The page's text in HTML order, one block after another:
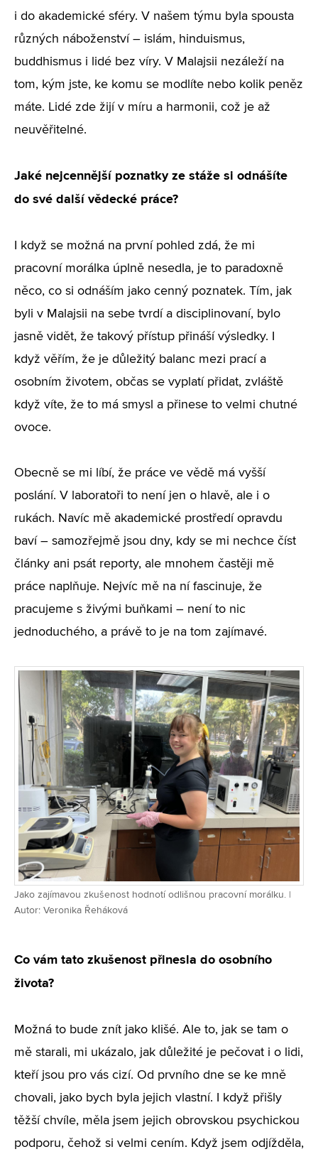
i do akademické sféry. V našem týmu byla spousta
různých náboženství – islám, hinduismus,
buddhismus i lidé bez víry. V Malajsii nezáleží na
tom, kým jste, ke komu se modlíte nebo kolik peněz
máte. Lidé zde žijí v míru a harmonii, což je až
neuvěřitelné.
Jaké nejcennější poznatky ze stáže si odnášíte
do své další vědecké práce?
I když se možná na první pohled zdá, že mi
pracovní morálka úplně nesedla, je to paradoxně
něco, co si odnáším jako cenný poznatek. Tím, jak
byli v Malajsii na sebe tvrdí a disciplinovaní, bylo
jasně vidět, že takový přístup přináší výsledky. I
když věřím, že je důležitý balanc mezi prací a
osobním životem, občas se vyplatí přidat, zvláště
když víte, že to má smysl a přinese to velmi chutné
ovoce.
Obecně se mi líbí, že práce ve vědě má vyšší
poslání. V laboratoři to není jen o hlavě, ale i o
rukách. Navíc mě akademické prostředí opravdu
baví – samozřejmě jsou dny, kdy se mi nechce číst
články ani psát reporty, ale mnohem častěji mě
práce naplňuje. Nejvíc mě na ní fascinuje, že
pracujeme s živými buňkami – není to nic
jednoduchého, a právě to je na tom zajímavé.
Jako zajímavou zkušenost hodnotí odlišnou pracovní morálku. |
Autor: Veronika Řeháková
Co vám tato zkušenost přinesla do osobního
života?
Možná to bude znít jako klišé. Ale to, jak se tam o
mě starali, mi ukázalo, jak důležité je pečovat i o lidi,
kteří jsou pro vás cizí. Od prvního dne se ke mně
chovali, jako bych byla jejich vlastní. I když přišly
těžší chvíle, měla jsem jejich obrovskou psychickou
podporu, čehož si velmi cením. Když jsem odjížděla,